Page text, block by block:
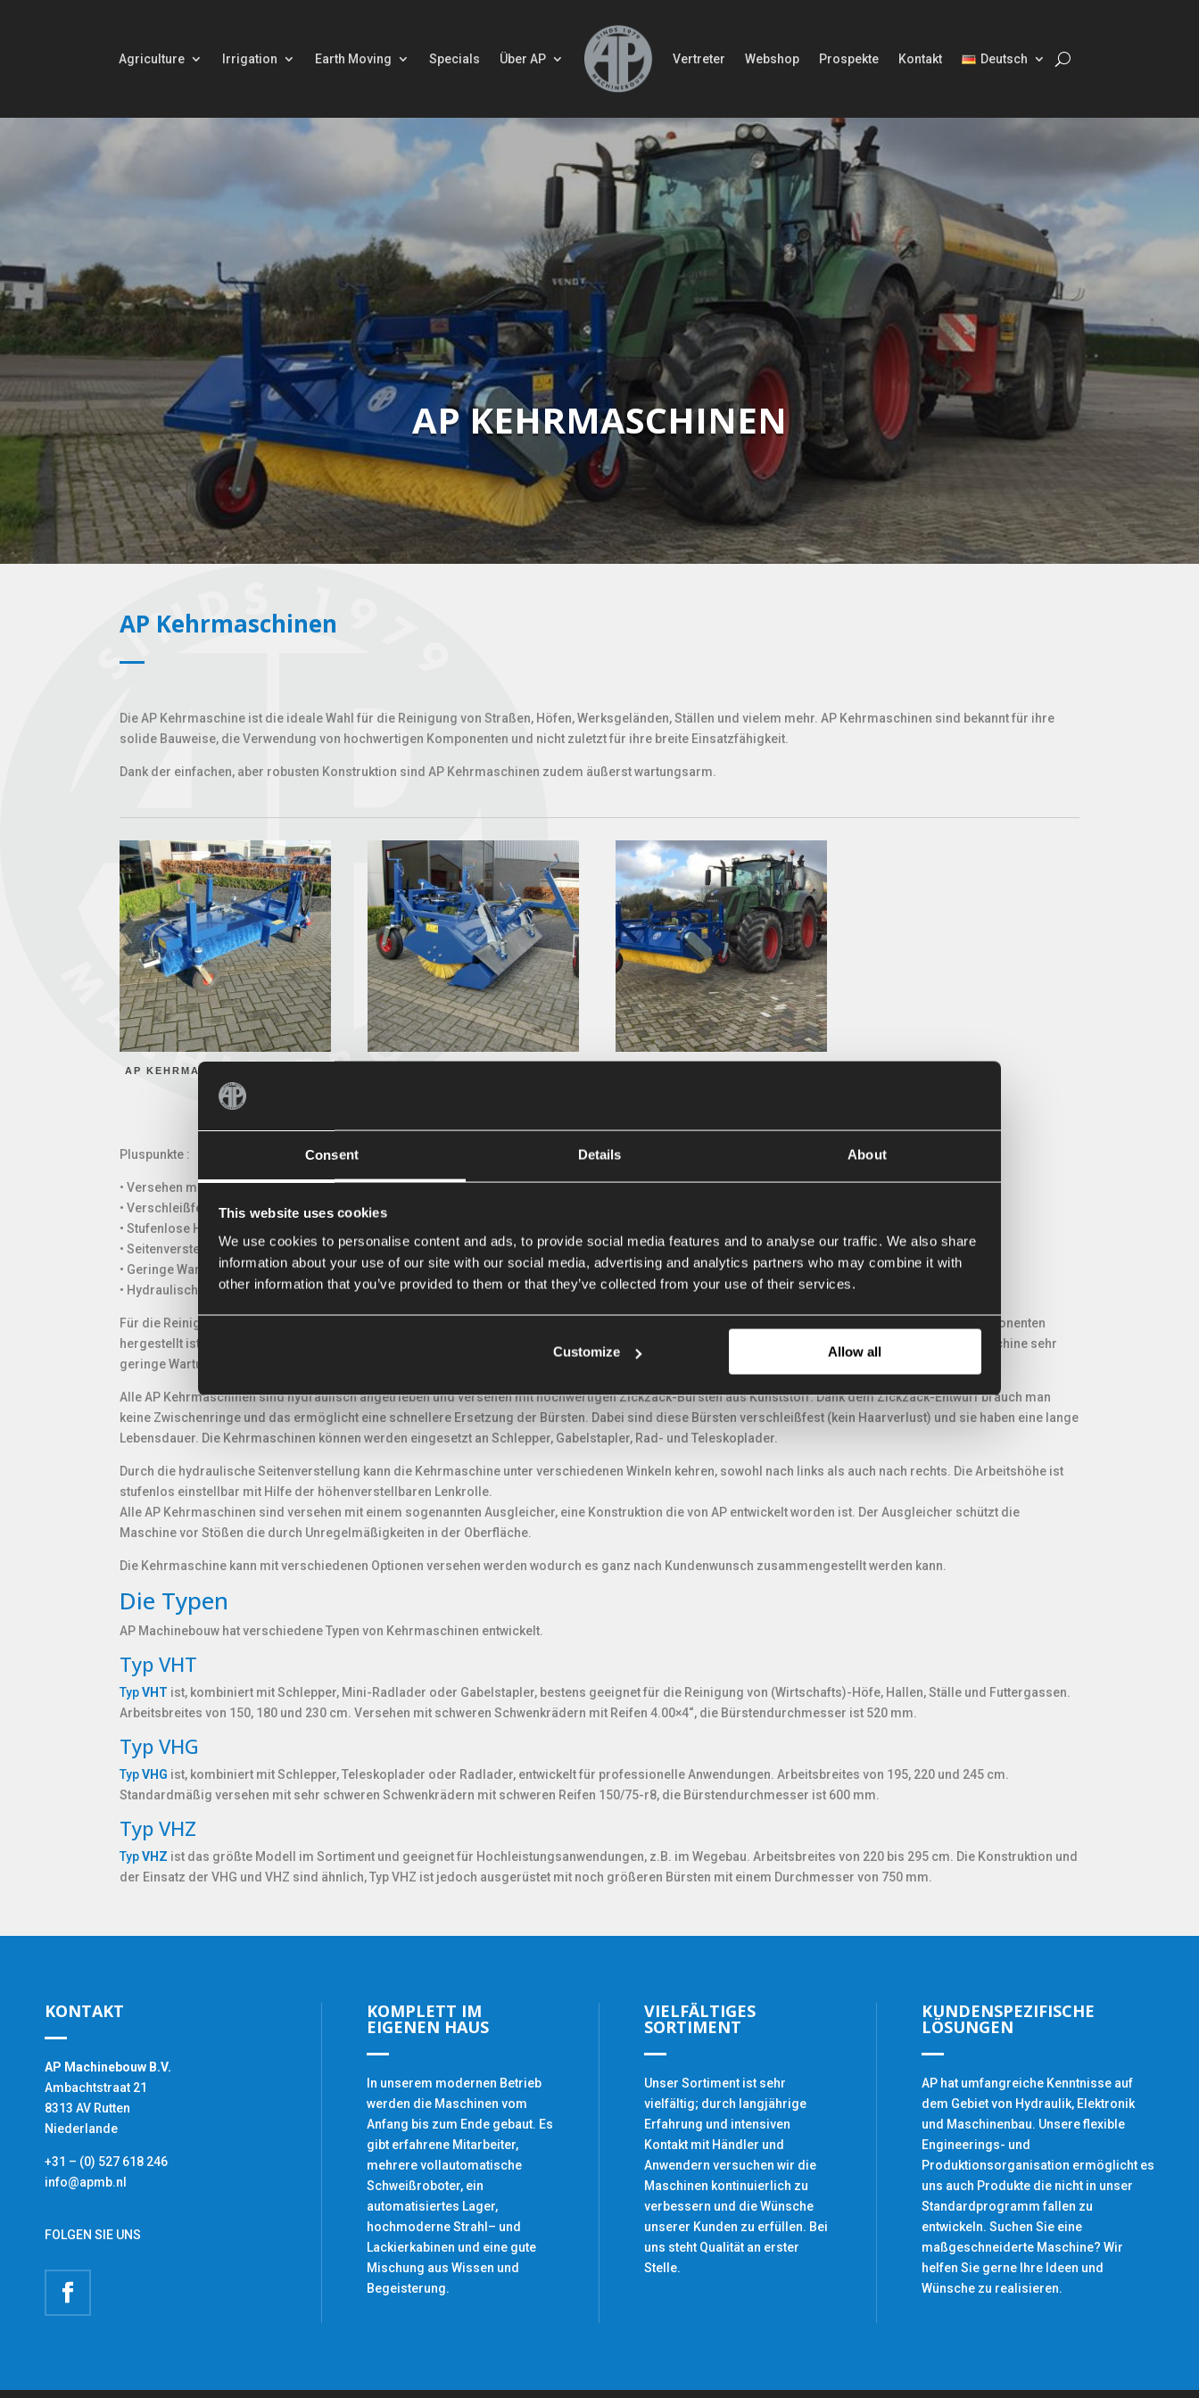
Consent Details About
This website uses cookies
We use cookies to personalise content and ads, to provide social media features and to analyse our traffic. We also share
information about your use of our site with our social media, advertising and analytics partners who may combine it with
other information that you’ve provided to them or that they’ve collected from your use of their services.
Customize Allow all
Agriculture Irrigation Earth Moving Specials Über AP Vertreter Webshop Prospekte Kontakt Deutsch
AP KEHRMASCHINEN
AP Kehrmaschinen
Die AP Kehrmaschine ist die ideale Wahl für die Reinigung von Straßen, Höfen, Werksgeländen, Ställen und vielem mehr. AP Kehrmaschinen sind bekannt für ihre
solide Bauweise, die Verwendung von hochwertigen Komponenten und nicht zuletzt für ihre breite Einsatzfähigkeit.
Dank der einfachen, aber robusten Konstruktion sind AP Kehrmaschinen zudem äußerst wartungsarm.
AP KEHRMASCHINEN – TYP VHT
Pluspunkte :
• Versehen mit hochwertigen Zickzack-Bürsten aus Kunststoff
• Verschleißfeste Bürstenringe
• Stufenlose Höhenverstellung
• Seitenverstellung links und rechts
• Geringe Wartungskosten
• Hydraulisch angetrieben
Für die Reinigung von Wegen, Höfen, Ställe, Hallen usw. wählen Sie eine AP Kehrmaschine weil es eine solide Konstruktion gibt, mit hochwertigen Komponenten
hergestellt ist und, zu guter Letzt, weil es unterschiedliche Anwendungen hat. Dank der einfachen aber robusten Konstruktion bedürfen die AP Kehrmaschine sehr
geringe Wartungskosten.
Alle AP Kehrmaschinen sind hydraulisch angetrieben und versehen mit hochwertigen Zickzack-Bürsten aus Kunststoff. Dank dem Zickzack-Entwurf brauch man
keine Zwischenringe und das ermöglicht eine schnellere Ersetzung der Bürsten. Dabei sind diese Bürsten verschleißfest (kein Haarverlust) und sie haben eine lange
Lebensdauer. Die Kehrmaschinen können werden eingesetzt an Schlepper, Gabelstapler, Rad- und Teleskoplader.
Durch die hydraulische Seitenverstellung kann die Kehrmaschine unter verschiedenen Winkeln kehren, sowohl nach links als auch nach rechts. Die Arbeitshöhe ist
stufenlos einstellbar mit Hilfe der höhenverstellbaren Lenkrolle.
Alle AP Kehrmaschinen sind versehen mit einem sogenannten Ausgleicher, eine Konstruktion die von AP entwickelt worden ist. Der Ausgleicher schützt die
Maschine vor Stößen die durch Unregelmäßigkeiten in der Oberfläche.
Die Kehrmaschine kann mit verschiedenen Optionen versehen werden wodurch es ganz nach Kundenwunsch zusammengestellt werden kann.
Die Typen
AP Machinebouw hat verschiedene Typen von Kehrmaschinen entwickelt.
Typ VHT
TypVHT ist, kombiniert mit Schlepper, Mini-Radlader oder Gabelstapler, bestens geeignet für die Reinigung von (Wirtschafts)-Höfe, Hallen, Ställe und Futtergassen.
Arbeitsbreites von 150, 180 und 230 cm. Versehen mit schweren Schwenkrädern mit Reifen 4.00×4“, die Bürstendurchmesser ist 520 mm.
Typ VHG
TypVHG ist, kombiniert mit Schlepper, Teleskoplader oder Radlader, entwickelt für professionelle Anwendungen. Arbeitsbreites von 195, 220 und 245 cm.
Standardmäßig versehen mit sehr schweren Schwenkrädern mit schweren Reifen 150/75-r8, die Bürstendurchmesser ist 600 mm.
Typ VHZ
TypVHZ ist das größte Modell im Sortiment und geeignet für Hochleistungsanwendungen, z.B. im Wegebau. Arbeitsbreites von 220 bis 295 cm. Die Konstruktion und
der Einsatz der VHG und VHZ sind ähnlich, Typ VHZ ist jedoch ausgerüstet mit noch größeren Bürsten mit einem Durchmesser von 750 mm.
KONTAKT
AP Machinebouw B.V.
Ambachtstraat 21
8313 AV Rutten
Niederlande
+31 – (0) 527 618 246
info@apmb.nl
FOLGEN SIE UNS
KOMPLETT IM
EIGENEN HAUS
In unserem modernen Betrieb
werden die Maschinen vom
Anfang bis zum Ende gebaut. Es
gibt erfahrene Mitarbeiter,
mehrere vollautomatische
Schweißroboter, ein
automatisiertes Lager,
hochmoderne Strahl– und
Lackierkabinen und eine gute
Mischung aus Wissen und
Begeisterung.
VIELFÄLTIGES
SORTIMENT
Unser Sortiment ist sehr
vielfältig; durch langjährige
Erfahrung und intensiven
Kontakt mit Händler und
Anwendern versuchen wir die
Maschinen kontinuierlich zu
verbessern und die Wünsche
unserer Kunden zu erfüllen. Bei
uns steht Qualität an erster
Stelle.
KUNDENSPEZIFISCHE
LÖSUNGEN
AP hat umfangreiche Kenntnisse auf
dem Gebiet von Hydraulik, Elektronik
und Maschinenbau. Unsere flexible
Engineerings- und
Produktionsorganisation ermöglicht es
uns auch Produkte die nicht in unser
Standardprogramm fallen zu
entwickeln. Suchen Sie eine
maßgeschneiderte Maschine? Wir
helfen Sie gerne Ihre Ideen und
Wünsche zu realisieren.